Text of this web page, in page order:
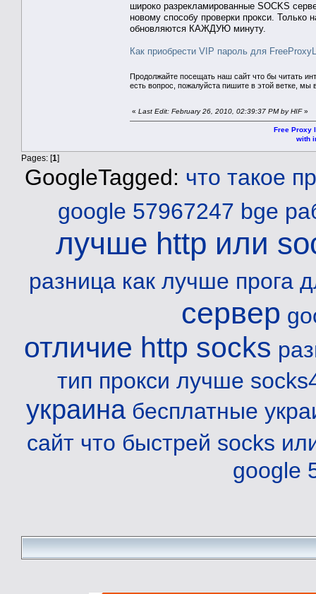
широко разрекламированные SOCKS
новому способу проверки прокси. Только
обновляются КАЖДУЮ минуту.
Как приобрести VIP пароль для
Продолжайте посещать наш сайт что бы читать
есть вопрос, пожалуйста пишите в этой ветке, мы
« Last Edit: February 26, 2010, 02:39:37 PM by HIF»
Free Proxy
with
Pages: [1]
GoogleTagged: что такое
google 57967247 bge
лучше http или
разница как лучше прога
сервер
отличие http socks
тип прокси лучше
украина бесплатные
сайт что быстрей socks
google